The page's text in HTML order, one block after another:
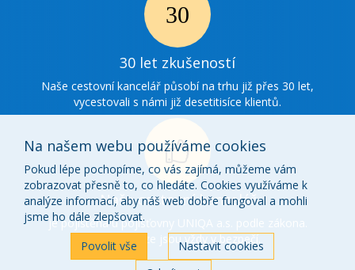
30 Ikonka
zkušenosti
30 let zkušeností
Naše cestovní kancelář působí na trhu již přes 30 let,
vycestovali s námi již desetitisíce klientů.
Ikonka
o
nás
Naše cestovní kancelář
je pojištěna u pojišťovny UNIQA a.s. podle zákona.
Vaše peníze jsou vždy v bezpečí.
Na našem webu používáme cookies
Pokud lépe pochopíme, co vás zajímá, můžeme vám
zobrazovat přesně to, co hledáte. Cookies využíváme k
analýze informací, aby náš web dobře fungoval a mohli
jsme ho dále zlepšovat.
Povolit vše
Nastavit cookies